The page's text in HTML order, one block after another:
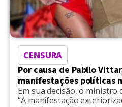
CENSURA
Por causa de Pabllo
manifestações políticas
Em sua decisão, o ministro
“A manifestação